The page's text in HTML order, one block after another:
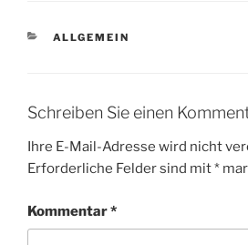
KATEGORIEN
ALLGEMEIN
Schreiben Sie einen
Ihre E-Mail-Adresse wird nicht
Erforderliche Felder sind mit*
Kommentar*